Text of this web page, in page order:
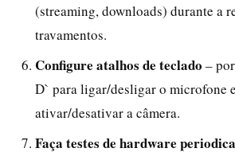
(streaming, downloads) durante a
travamentos.
Configure atalhos de teclado –
D` para ligar/desligar o microfone
ativar/desativar a câmera.
Faça testes de hardware